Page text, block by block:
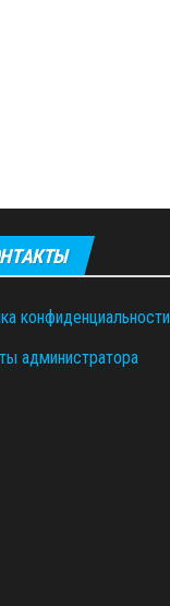
конфиденциальности
администратора